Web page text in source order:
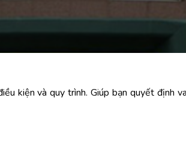
kiện và quy trình. Giúp bạn quyết định